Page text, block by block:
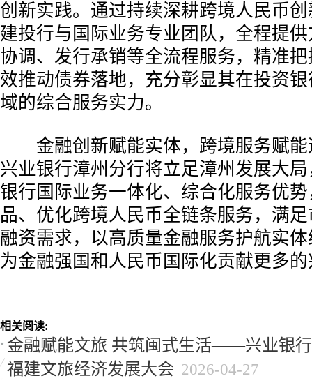
创新实践。通过持续深耕跨境人民币
建投行与国际业务专业团队，全程提
协调、发行承销等全流程服务，精准
效推动债券落地，充分彰显其在投资
域的综合服务实力。
金融创新赋能实体，跨境服务赋能
兴业银行漳州分行将立足漳州发展大
银行国际业务一体化、综合化服务优
品、优化跨境人民币全链条服务，满
融资需求，以高质量金融服务护航实
为金融强国和人民币国际化贡献更多
相关阅读:
金融赋能文旅 共筑闽式生活——兴业银行
福建文旅经济发展大会 2026-04-27